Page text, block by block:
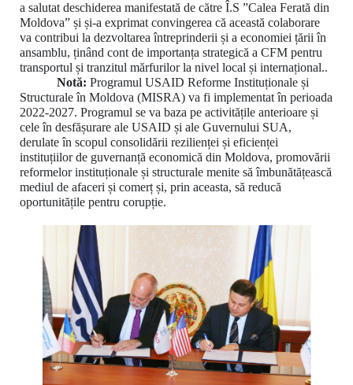
a salutat deschiderea manifestată de către Î.S ”Calea Ferată din
Moldova” și și-a exprimat convingerea că această colaborare
va contribui la dezvoltarea întreprinderii și a economiei țării în
ansamblu, ținând cont de importanța strategică a CFM pentru
transportul și tranzitul mărfurilor la nivel local și internațional..
Notă: Programul USAID Reforme Instituționale și
Structurale în Moldova (MISRA) va fi implementat în perioada
2022-2027. Programul se va baza pe activitățile anterioare și
cele în desfășurare ale USAID și ale Guvernului SUA,
derulate în scopul consolidării rezilienței și eficienței
instituțiilor de guvernanță economică din Moldova, promovării
reformelor instituționale și structurale menite să îmbunătățească
mediul de afaceri și comerț și, prin aceasta, să reducă
oportunitățile pentru corupție.